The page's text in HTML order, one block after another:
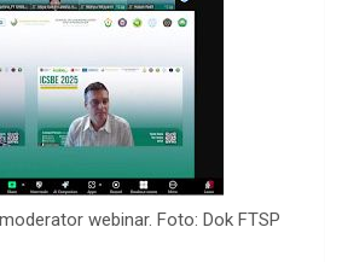
webinar. Foto: Dok FTSP